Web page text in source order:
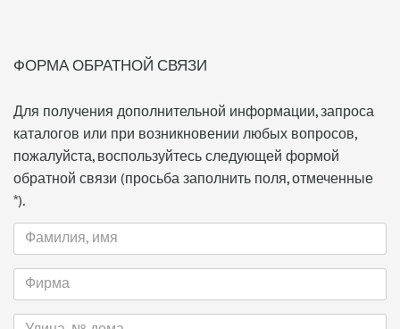
ФОРМА ОБРАТНОЙ СВЯЗИ
Для получения дополнительной информации, запроса
каталогов или при возникновении любых вопросов,
пожалуйста, воспользуйтесь следующей формой
обратной связи (просьба заполнить поля, отмеченные
*).